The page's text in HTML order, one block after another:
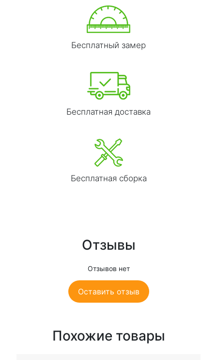
Бесплатный замер
Бесплатная доставка
Бесплатная сборка
Отзывы
Отзывов нет
Оставить отзыв
Похожие товары